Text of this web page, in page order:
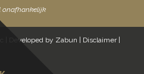
onafhankelijk
| Developed by Zabun Disclaimer|